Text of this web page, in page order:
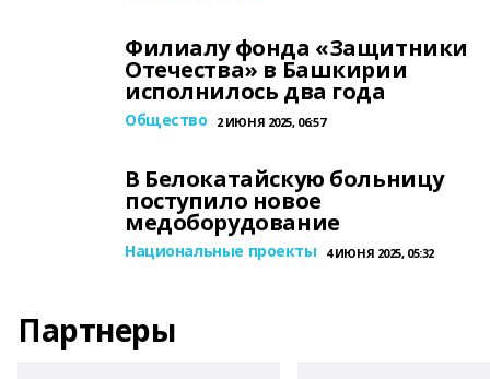
Филиалу фонда «Защитники
Отечества» в Башкирии
исполнилось два года
Общество 2 ИЮНЯ 2025, 06:57
В Белокатайскую больницу
поступило новое
медоборудование
Национальные проекты 4 ИЮНЯ 2025, 05:32
Партнеры